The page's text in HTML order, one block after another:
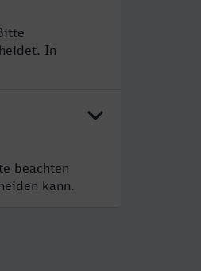
In
beachten
kann.